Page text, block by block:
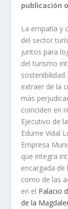
publicación
La empatía y
del sector
juntos para
del turismo
extraer de la
más
coinciden en
Ejecutivo de
Edurne Vidal
Empresa
que integra
encargada
como de las
en el Palacio
de la